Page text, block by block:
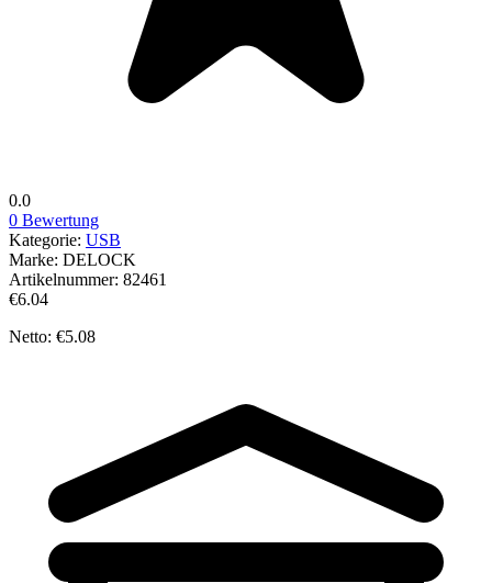
0.0
0 Bewertung
Kategorie: USB
Marke: DELOCK
Artikelnummer: 82461
€6.04
Netto: €5.08